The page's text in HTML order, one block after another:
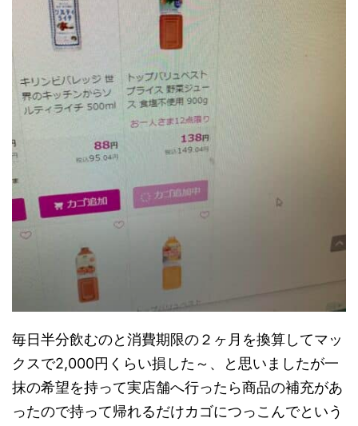
毎日半分飲むのと消費期限の２ヶ月を換算してマッ
クスで2,000円くらい損した～、と思いましたが一
抹の希望を持って実店舗へ行ったら商品の補充があ
ったので持って帰れるだけカゴにつっこんでという